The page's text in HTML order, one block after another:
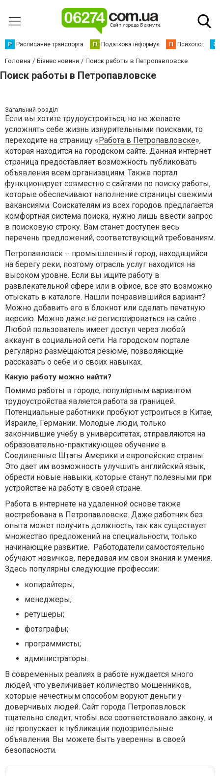
Р Расписание транспорта П Податкова інформує П Психолог С
Головна Бізнес новини Поиск работы в Петропавловске
Поиск работы в Петропавловске
Загальний розділ
Если вы хотите трудоустроиться, но не желаете
усложнять себе жизнь изнурительными поисками, то
переходите на страницу «Работа в Петропавловске»,
которая находится на городском сайте. Данная интернет
страница предоставляет возможность публиковать
объявления всем организациям. Также портал
функционирует совместно с сайтами по поиску работы,
которые обеспечивают наполнение страницы свежими
вакансиями. Соискателям из всех городов предлагается
комфортная система поиска, нужно лишь ввести запрос
в поисковую строку. Вам станет доступен весь
перечень предложений, соответствующий требованиям.
Петропавловск – промышленный город, находящийся
на берегу реки, поэтому отрасль услуг находится на
высоком уровне. Если вы ищите работу в
развлекательной сфере или в офисе, все это возможно
отыскать в каталоге. Нашли понравившийся вариант?
Можно добавить его в блокнот или сделать печатную
версию. Можно даже не регистрироваться на сайте.
Любой пользователь имеет доступ через любой
аккаунт в социальной сети. На городском портале
регулярно размещаются резюме, позволяющие
рассказать о себе и о своих навыках.
Какую работу можно найти?
Помимо работы в городе, популярным вариантом
трудоустройства является работа за границей.
Потенциальные работники пробуют устроиться в Китае,
Израиле, Германии. Молодые люди, только
закончившие учебу в университетах, отправляются на
образовательно-практикующее обучение в
Соединенные Штаты Америки и европейские страны.
Это дает им возможность улучшить английский язык,
обрести новые навыки, которые станут полезными при
устройстве на работу в своей стране.
Работа в интернете на удаленной основе также
востребована в Петропавловске. Даже работник без
опыта может получить должность, так как существует
множество предложений на специальности, только
начинающие развитие. Работодатели самостоятельно
обучают новичков, передавая им свои знания и умения.
Здесь популярны следующие профессии:
копирайтеры;
менеджеры;
ретушеры;
фотографы;
программисты;
администраторы.
В современных реалиях в работе нуждается много
людей, что увеличивает количество мошенников,
которые нечестным способом воруют деньги у
доверчивых людей. Сайт города Петропавловск
тщательно следит, чтобы все соответствовало закону, и
не пропускает к публикации подозрительные
объявления. Вы можете быть уверенны в своей
безопасности.